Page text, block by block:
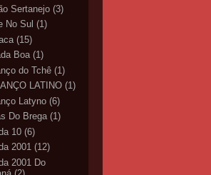
Sertanejo (3)
No Sul (1)
(15)
Boa (1)
do Tchê (1)
LATINO (1)
Latyno (6)
Do Brega (1)
10 (6)
2001 (12)
2001 Do